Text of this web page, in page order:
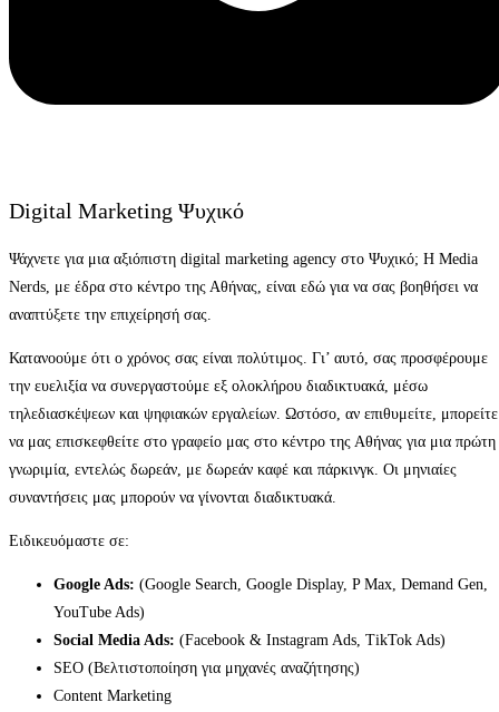
Digital Marketing Ψυχικό
Ψάχνετε για μια αξιόπιστη digital marketing agency στο Ψυχικό; Η Media
Nerds, με έδρα στο κέντρο της Αθήνας, είναι εδώ για να σας βοηθήσει να
αναπτύξετε την επιχείρησή σας.
Κατανοούμε ότι ο χρόνος σας είναι πολύτιμος. Γι’ αυτό, σας προσφέρουμε
την ευελιξία να συνεργαστούμε εξ ολοκλήρου διαδικτυακά, μέσω
τηλεδιασκέψεων και ψηφιακών εργαλείων. Ωστόσο, αν επιθυμείτε, μπορείτε
να μας επισκεφθείτε στο γραφείο μας στο κέντρο της Αθήνας για μια πρώτη
γνωριμία, εντελώς δωρεάν, με δωρεάν καφέ και πάρκινγκ. Οι μηνιαίες
συναντήσεις μας μπορούν να γίνονται διαδικτυακά.
Ειδικευόμαστε σε:
Google Ads: (Google Search, Google Display, P Max, Demand Gen,
YouTube Ads)
Social Media Ads: (Facebook & Instagram Ads, TikTok Ads)
SEO (Βελτιστοποίηση για μηχανές αναζήτησης)
Content Marketing